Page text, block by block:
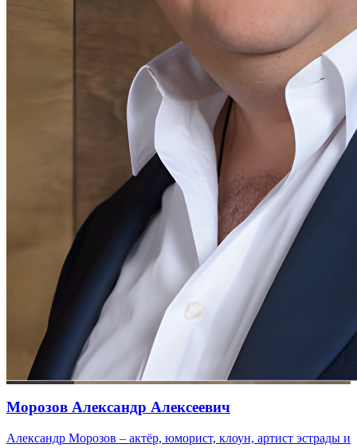
Морозов Александр Алексеевич
Александр Морозов – актёр, юморист, клоун, артист эстрады и